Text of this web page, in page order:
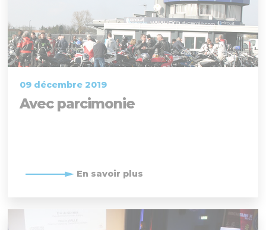
09 décembre 2019
Avec parcimonie
En savoir plus